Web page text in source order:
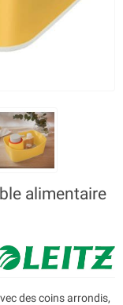
alimentaire
des coins arrondis,